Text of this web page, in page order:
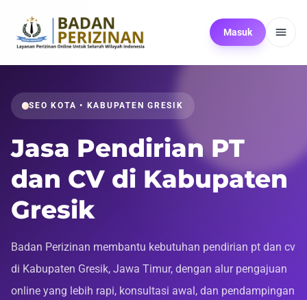
Masuk
SEO KOTA • KABUPATEN GRESIK
Jasa Pendirian PT
dan CV di Kabupaten
Gresik
Badan Perizinan membantu kebutuhan pendirian pt dan cv
di Kabupaten Gresik, Jawa Timur, dengan alur pengajuan
online yang lebih rapi, konsultasi awal, dan pendampingan